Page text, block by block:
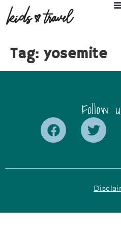
Tag:yosemite
Follow